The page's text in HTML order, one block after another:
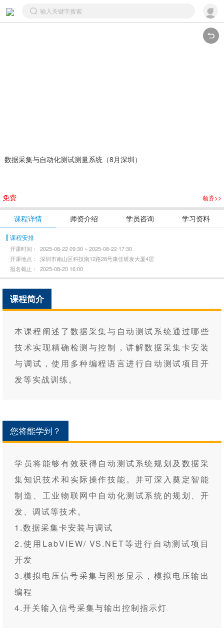
数据采集与自动化测试测量系统（8月深圳）
免费 领券>>
课程详情 师资介绍 学员咨询 学习资料
课程安排
开课时间：
2025-08-22 09:30 ~ 2025-08-22 17:30
开课地点：
深圳市南山区科技南12路28号康佳研发大厦4层
报名截止：
2025-08-20 16:00
课程简介
本课程阐述了数据采集与自动测试系统通过哪些
技术实现精确检测与控制，讲解数据采集卡安装
与调试，使用多种编程语言进行自动测试项目开
发等实战训练。
您将能学到？
学员将能够有效获得自动测试系统规划及数据采
集知识技术和实际操作技能。并可深入奠定智能
制造、工业物联网中自动化测试系统的规划、开
发、调试等技术。
1.数据采集卡安装与调试
2.使用LabVIEW/ VS.NET等进行自动测试项目
开发
3.模拟电压信号采集与图形显示，模拟电压输出
编程
4.开关输入信号采集与输出控制指示灯